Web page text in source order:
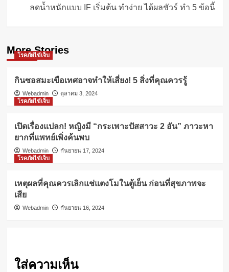
ลดน้ำหนักแบบ IF เริ่มต้น ทำง่าย ได้ผลชัวร์ ทำ 5 ข้อนี้
More Stories
โรคภัยไข้เจ็บ
กินซอสมะเขือเทศอาจทำให้เสี่ยง! 5 สิ่งที่คุณควรรู้
Webadmin
ตุลาคม 3, 2024
โรคภัยไข้เจ็บ
เปิดเรื่องแปลก! หญิงมี “กระเพาะปัสสาวะ 2 อัน” ภาวะหา
ยากที่แพทย์เพิ่งค้นพบ
Webadmin
กันยายน 17, 2024
โรคภัยไข้เจ็บ
เหตุผลที่คุณควรเลิกแช่แตงโมในตู้เย็น ก่อนที่สุขภาพจะ
เสีย
Webadmin กันยายน 16, 2024
ใส่ความเห็น